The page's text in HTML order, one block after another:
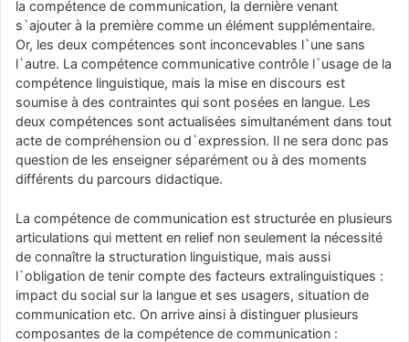
la compétence de communication, la dernière venant
s`ajouter à la première comme un élément supplémentaire.
Or, les deux compétences sont inconcevables l`une sans
l`autre. La compétence communicative contrôle l`usage de la
compétence linguistique, mais la mise en discours est
soumise à des contraintes qui sont posées en langue. Les
deux compétences sont actualisées simultanément dans tout
acte de compréhension ou d`expression. Il ne sera donc pas
question de les enseigner séparément ou à des moments
différents du parcours didactique.
La compétence de communication est structurée en plusieurs
articulations qui mettent en relief non seulement la nécessité
de connaître la structuration linguistique, mais aussi
l`obligation de tenir compte des facteurs extralinguistiques :
impact du social sur la langue et ses usagers, situation de
communication etc. On arrive ainsi à distinguer plusieurs
composantes de la compétence de communication :